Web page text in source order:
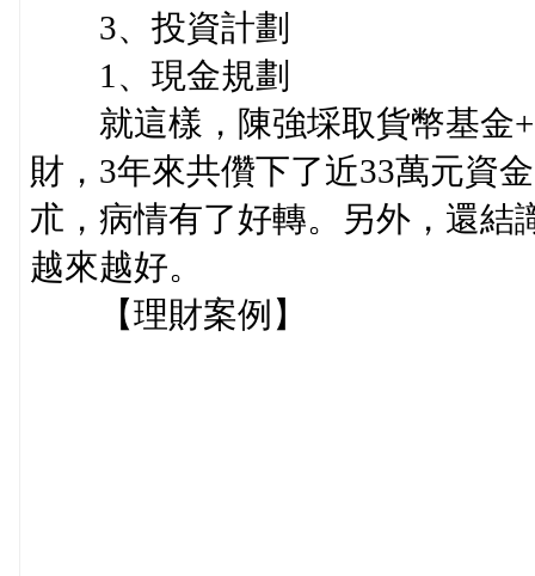
3、投資計劃
1、現金規劃
就這樣，陳強埰取貨幣基金+
財，3年來共儹下了近33萬元資
朮，病情有了好轉。另外，還結
越來越好。
【理財案例】